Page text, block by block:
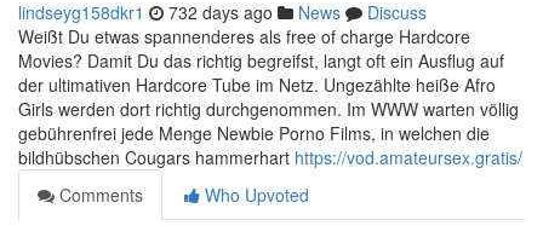
lindseyg158dkr1 732 days ago News
Discuss
Weißt Du etwas spannenderes als free of charge Hardcore
Movies? Damit Du das richtig begreifst, langt oft ein Ausflug auf
der ultimativen Hardcore Tube im Netz. Ungezählte heiße Afro
Girls werden dort richtig durchgenommen. Im WWW warten völlig
gebührenfrei jede Menge Newbie Porno Films, in welchen die
bildhübschen Cougars hammerhart https://vod.amateursex.gratis/
Comments
Who Upvoted